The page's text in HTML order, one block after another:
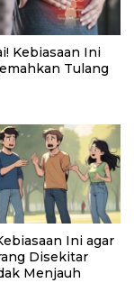
Kebiasaan Ini
Tulang
Ini agar
Disekitar
Menjauh